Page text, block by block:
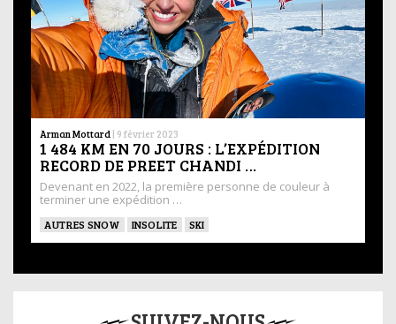
Arman Mottard | 9 février 2023
1 484 KM EN 70 JOURS : L’EXPÉDITION
RECORD DE PREET CHANDI …
Devenant en 2022, la première personne de couleur à
terminer une expédition …
AUTRES SNOW INSOLITE SKI